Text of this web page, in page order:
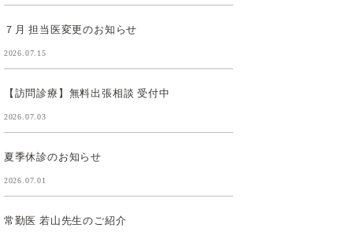
７月 担当医変更のお知らせ
2026.07.15
【訪問診療】無料出張相談 受付中
2026.07.03
夏季休診のお知らせ
2026.07.01
常勤医 若山先生のご紹介